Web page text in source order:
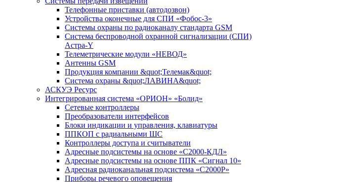
Телефонные приставки (автодозвон)
Устройства оконечные для СПИ «Фобос-3»
Системы охраны по радиоканалу стандарта GSM
Система беспроводной охранной сигнализации (СПИ)
Астра-Y
Телеметрические модули «НЕВОД»
Антенны GSM
Продукция компании &quot;Телемак&quot;
Система охраны &quot;ЛАВИНА&quot;
АСКУЭ Ресурс
Интегрированная система «ОРИОН» «Болид»
Сетевые контроллеры
Преобразователи интерфейсов
Блоки индикации и управления, клавиатуры
ППКОП с радиальными ШС
Контроллеры доступа и считыватели
Адресные подсистемы на основе «С2000-КДЛ»
Адресные подсистемы на основе ППК «Сигнал 10»
Адресная радиоканальная подсистема «С2000Р»
Приборы речевого оповещения